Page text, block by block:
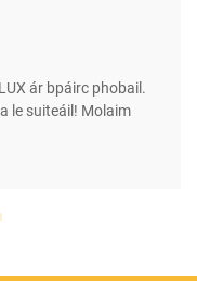
ár bpáirc phobail.
le suiteáil! Molaim